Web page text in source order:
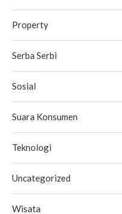
Property
Serba Serbi
Sosial
Suara Konsumen
Teknologi
Uncategorized
Wisata